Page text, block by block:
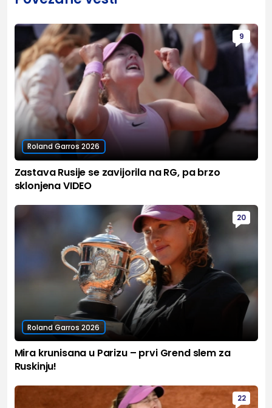
9
Roland Garros 2026
Zastava Rusije se zavijorila na RG, pa brzo
sklonjena VIDEO
20
Roland Garros 2026
Mira krunisana u Parizu – prvi Grend slem za
Ruskinju!
22